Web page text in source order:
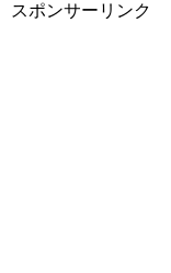
スポンサーリンク